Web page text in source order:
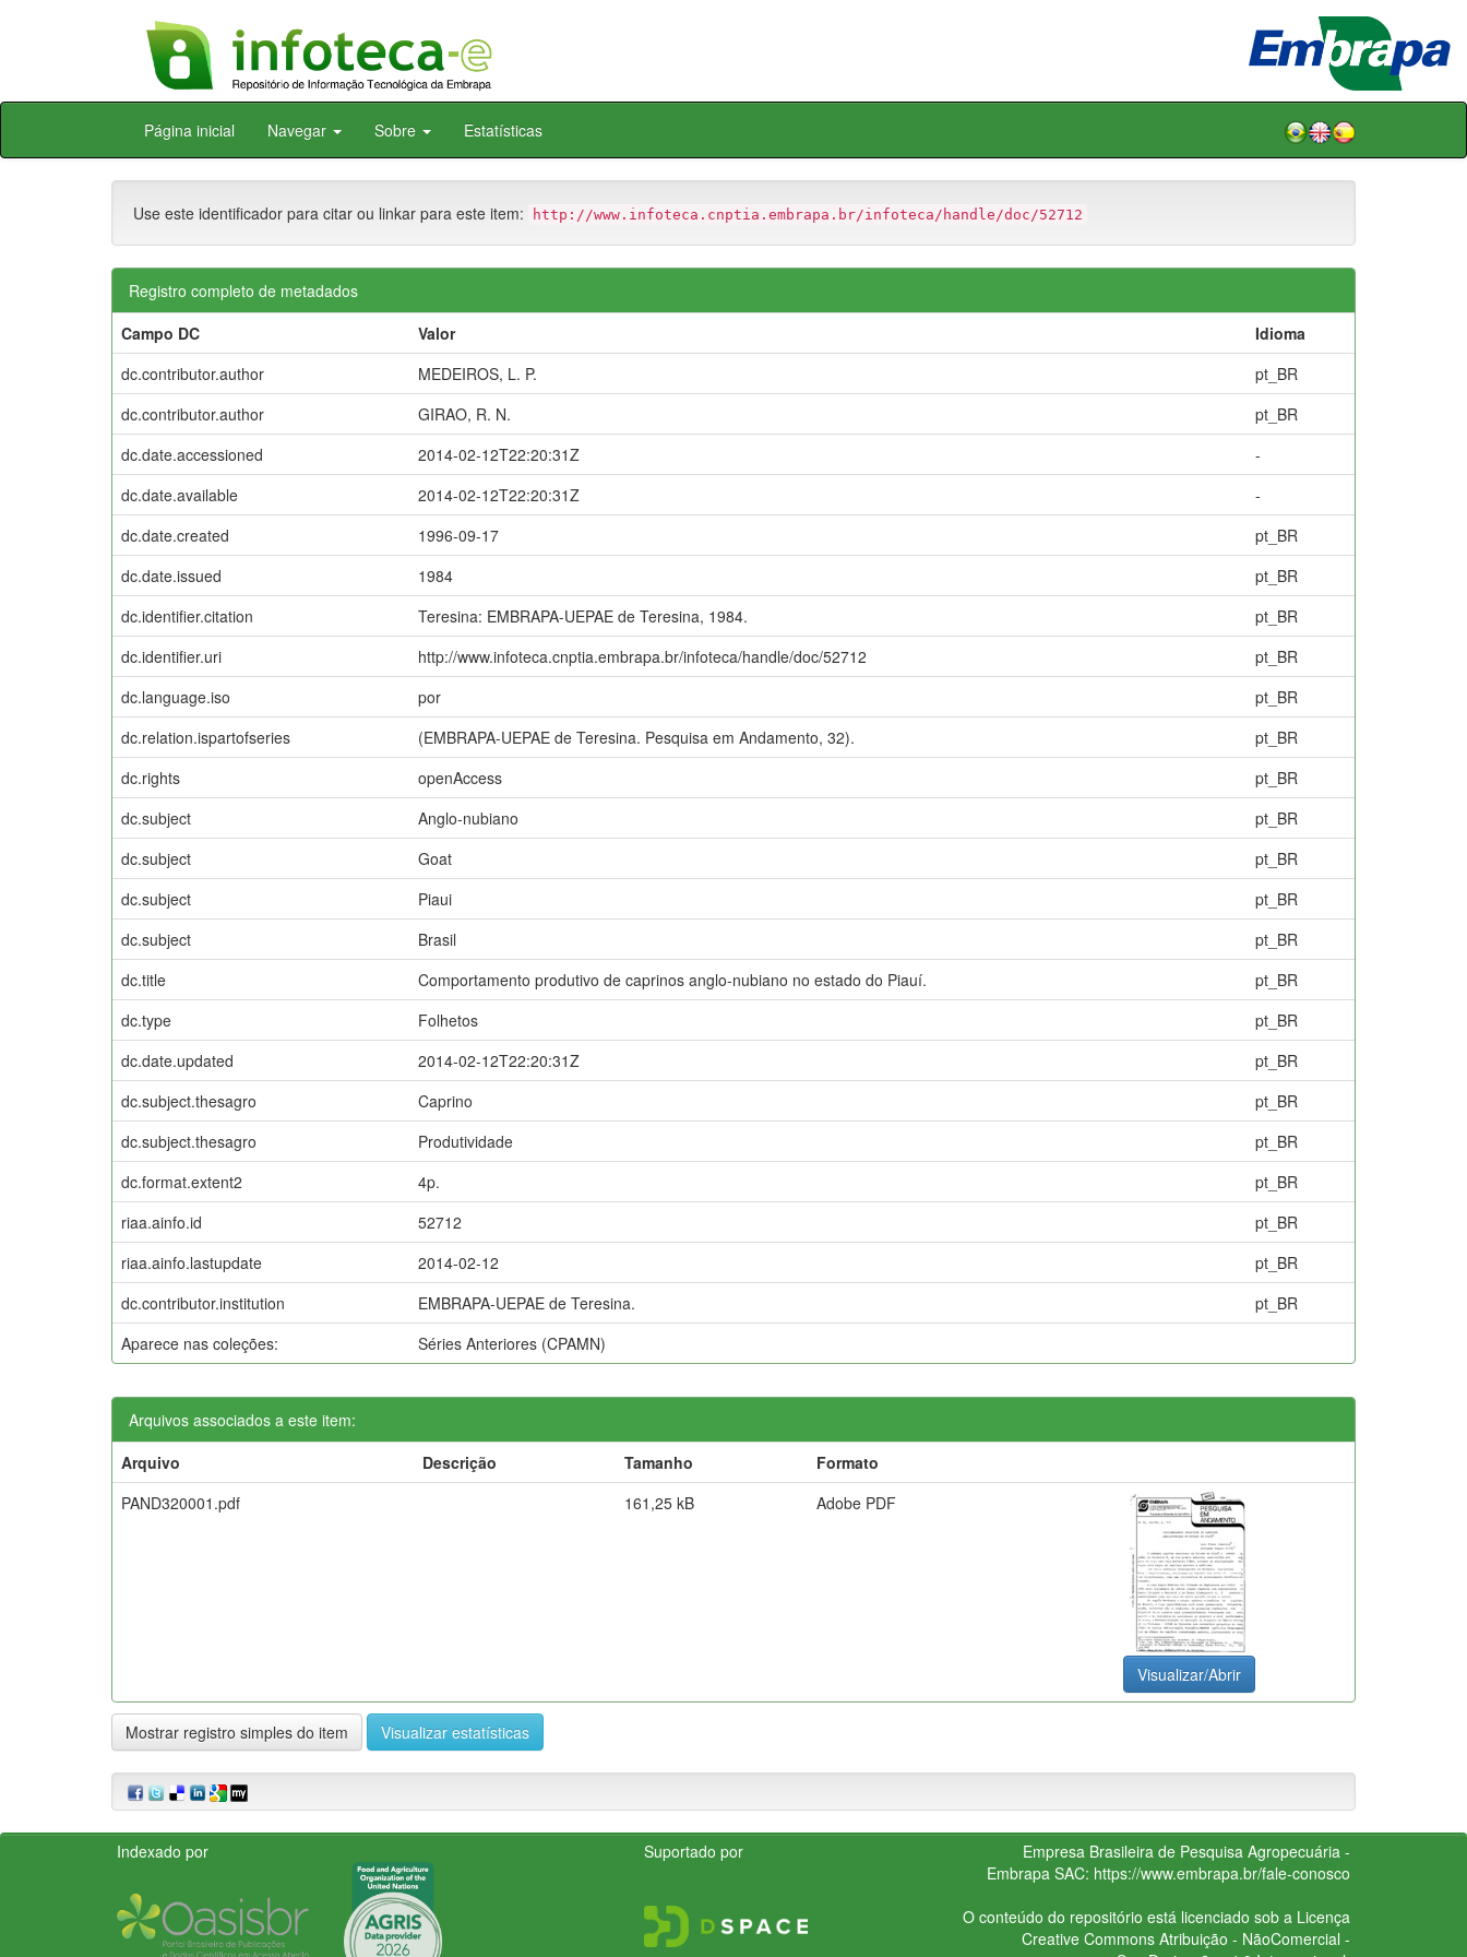
Skip
Página inicial Navegar Sobre Estatísticas
Use este identificador para citar ou linkar para este item: http://www.infoteca.cnptia.embrapa.br/infoteca/handle/doc/52712
Registro completo de metadados
Campo DC
Valor
Idioma
dc.contributor.author
MEDEIROS, L. P.
pt_BR
dc.contributor.author
GIRAO, R. N.
pt_BR
dc.date.accessioned
2014-02-12T22:20:31Z
-
dc.date.available
2014-02-12T22:20:31Z
-
dc.date.created
1996-09-17
pt_BR
dc.date.issued
1984
pt_BR
dc.identifier.citation
Teresina: EMBRAPA-UEPAE de Teresina, 1984.
pt_BR
dc.identifier.uri
http://www.infoteca.cnptia.embrapa.br/infoteca/handle/doc/52712
pt_BR
dc.language.iso
por
pt_BR
dc.relation.ispartofseries
(EMBRAPA-UEPAE de Teresina. Pesquisa em Andamento, 32).
pt_BR
dc.rights
openAccess
pt_BR
dc.subject
Anglo-nubiano
pt_BR
dc.subject
Goat
pt_BR
dc.subject
Piaui
pt_BR
dc.subject
Brasil
pt_BR
dc.title
Comportamento produtivo de caprinos anglo-nubiano no estado do Piauí.
pt_BR
dc.type
Folhetos
pt_BR
dc.date.updated
2014-02-12T22:20:31Z
pt_BR
dc.subject.thesagro
Caprino
pt_BR
dc.subject.thesagro
Produtividade
pt_BR
dc.format.extent2
4p.
pt_BR
riaa.ainfo.id
52712
pt_BR
riaa.ainfo.lastupdate
2014-02-12
pt_BR
dc.contributor.institution
EMBRAPA-UEPAE de Teresina.
pt_BR
Aparece nas coleções:
Séries Anteriores (CPAMN)
Arquivos associados a este item:
Arquivo
Descrição Tamanho
Formato
PAND320001.pdf
161,25 kB Adobe PDF
Visualizar/Abrir
Mostrar registro simples do item Visualizar estatísticas
Indexado por Suportado por
Empresa Brasileira de Pesquisa Agropecuária -
Embrapa SAC: https://www.embrapa.br/fale-conosco
O conteúdo do repositório está licenciado sob a Licença
Creative CommonsAtribuição - NãoComercial -